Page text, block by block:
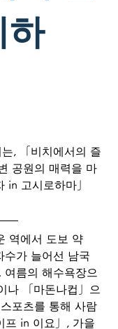
하
, 「비치에서의 즐
공원의 매력을 마
in 고시로하마」
역에서 도보 약
수가 늘어선 남국
여름의 해수욕장으
나 「마돈나컵」으
포츠를 통해 사람
프 in 이요」, 가을